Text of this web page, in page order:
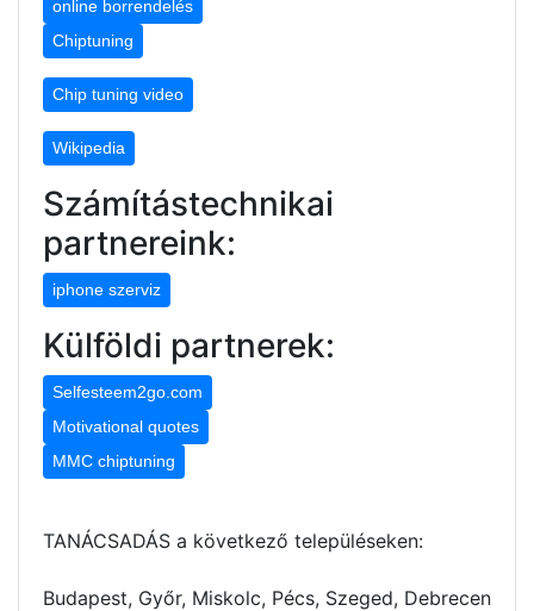
online borrendelés
Chiptuning
Chip tuning video
Wikipedia
Számítástechnikai
partnereink:
iphone szerviz
Külföldi partnerek:
Selfesteem2go.com
Motivational quotes
MMC chiptuning
TANÁCSADÁS a következő településeken:
Budapest, Győr, Miskolc, Pécs, Szeged, Debrecen